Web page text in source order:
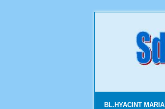
BL.HYACINT MARIA